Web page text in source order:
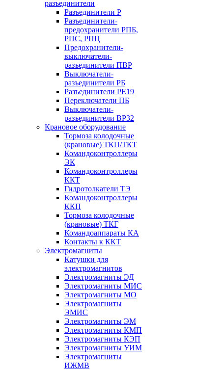
разъединители
Разъединители Р
Разъединители-
предохранители РПБ,
РПС, РПЦ
Предохранители-
выключатели-
разъединители ПВР
Выключатели-
разъединители РБ
Разъединители РЕ19
Переключатели ПБ
Выключатели-
разъединители ВР32
Крановое оборудование
Тормоза колодочные
(крановые) ТКП/ТКТ
Командоконтроллеры
ЭК
Командоконтроллеры
ККТ
Гидротолкатели ТЭ
Командоконтроллеры
ККП
Тормоза колодочные
(крановые) ТКГ
Командоаппараты КА
Контакты к ККТ
Электромагниты
Катушки для
электромагнитов
Электромагниты ЭД
Электромагниты МИС
Электромагниты МО
Электромагниты
ЭМИС
Электромагниты ЭМ
Электромагниты КМП
Электромагниты КЭП
Электромагниты УИМ
Электромагниты
ИЖМВ